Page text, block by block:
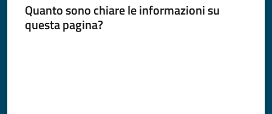
Quanto sono chiare le informazioni su
questa pagina?